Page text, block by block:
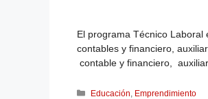
El programa Técnico
contables y financiero,
contable y financiero,
Educación Emprendimiento